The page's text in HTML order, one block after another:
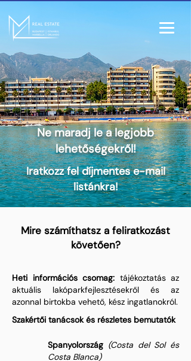
Ne maradj le a legjobb
lehetőségekről!
Iratkozz fel díjmentes e-mail
listánkra!
Mire számíthatsz a feliratkozást
követően?
Heti információs csomag: tájékoztatás az
aktuális lakóparkfejlesztésekről és az
azonnal birtokba vehető, kész ingatlanokról.
Szakértői tanácsok és részletes bemutatók
Spanyolország (Costa del Sol és
Costa Blanca)